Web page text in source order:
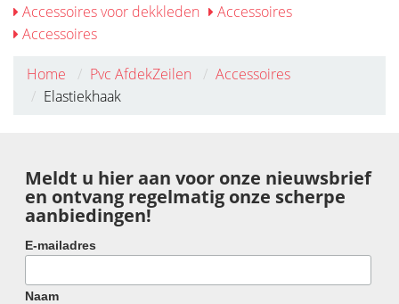
Accessoires voor dekkleden
Accessoires
Accessoires
Home Pvc AfdekZeilen
Accessoires
Elastiekhaak
Meldt u hier aan voor onze nieuwsbrief
en ontvang regelmatig onze scherpe
aanbiedingen!
E-mailadres
Naam